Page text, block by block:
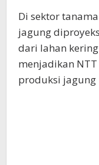
Di sektor
jagung
dari lahan
menjadikan
produksi jagung